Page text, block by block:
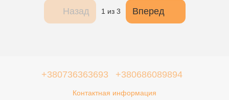
Назад 1 из 3 Вперед
+380736363693 +380686089894
Контактная информация